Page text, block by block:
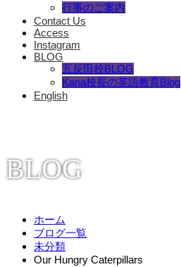
行事のご案内
Contact Us
Access
Instagram
BLOG
五反田校BLOG
Kana校長の英語教育Blog
English
BLOG
ホーム
ブログ一覧
未分類
Our Hungry Caterpillars